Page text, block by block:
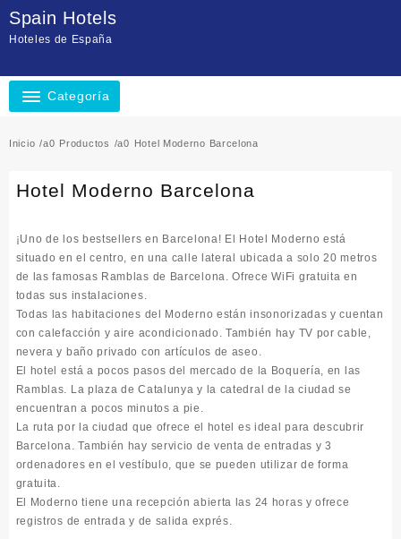
contenido
Spain Hotels
Hoteles de España
Categoría
Inicio Productos Hotel Moderno Barcelona
Hotel Moderno Barcelona
¡Uno de los bestsellers en Barcelona! El Hotel Moderno está
situado en el centro, en una calle lateral ubicada a solo 20 metros
de las famosas Ramblas de Barcelona. Ofrece WiFi gratuita en
todas sus instalaciones.
Todas las habitaciones del Moderno están insonorizadas y cuentan
con calefacción y aire acondicionado. También hay TV por cable,
nevera y baño privado con artículos de aseo.
El hotel está a pocos pasos del mercado de la Boquería, en las
Ramblas. La plaza de Catalunya y la catedral de la ciudad se
encuentran a pocos minutos a pie.
La ruta por la ciudad que ofrece el hotel es ideal para descubrir
Barcelona. También hay servicio de venta de entradas y 3
ordenadores en el vestíbulo, que se pueden utilizar de forma
gratuita.
El Moderno tiene una recepción abierta las 24 horas y ofrece
registros de entrada y de salida exprés.